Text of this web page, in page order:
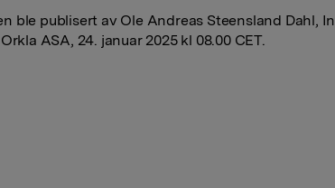
ble publisert av Ole Andreas Steensland Dahl,
ASA, 24. januar 2025 kl 08.00 CET.